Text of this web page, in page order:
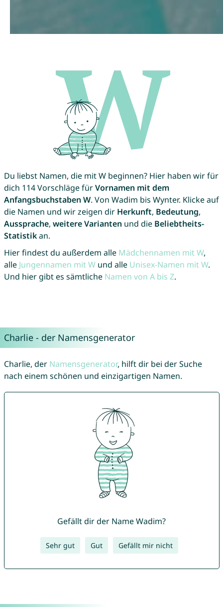
Du liebst Namen, die mit W beginnen? Hier haben wir für
dich 114 Vorschläge fürVornamen mit dem
Anfangsbuchstaben W. Von Wadim bis Wynter. Klicke auf
die Namen und wir zeigen dir Herkunft, Bedeutung,
Aussprache, weitere Varianten und die Beliebtheits-
Statistikan.
Hier findest du außerdem alle Mädchennamen mit W,
alle Jungennamen mit Wund alle Unisex-Namen mit W.
Und hier gibt es sämtliche Namen von A bis Z.
Charlie - der Namensgenerator
Charlie, der Namensgenerator, hilft dir bei der Suche
nach einem schönen und einzigartigen Namen.
Gefällt dir der Name Wadim?
Sehr gut Gut Gefällt mir nicht